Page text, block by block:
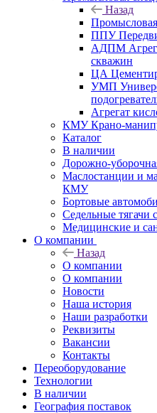
Назад
ППУ
АДПМ
скважин
ЦА
УМП
Агрегат
КМУ Крано-
Каталог
В наличии
Дорожно-
Маслостанции и
КМУ
Бортовые
Седельные
Медицинские и
О компании
Назад
О компании
О компании
Новости
Наша история
Наши разработки
Реквизиты
Вакансии
Контакты
Переоборудование
Технологии
В наличии
География поставок